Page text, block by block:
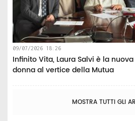
09/07/2026 18:26
Infinito Vita, Laura Salvi è la
donna al vertice della Mutua
MOSTRA TUTTI GLI